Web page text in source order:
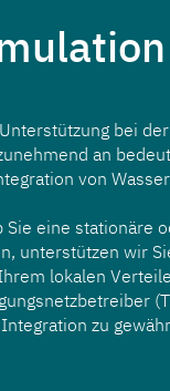
bei
an
von
Sie eine stationäre
unterstützen wir
lokalen
zu